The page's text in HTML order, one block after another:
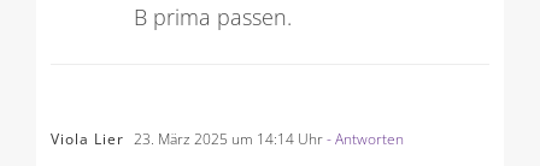
B prima passen.
Viola Lier 23. März 2025 um 14:14 Uhr- Antworten